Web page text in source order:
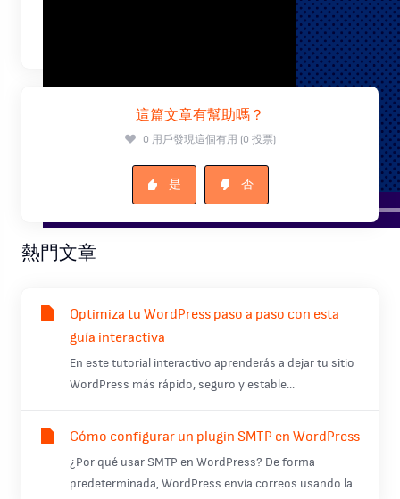
這篇文章有幫助嗎？
0 用戶發現這個有用 (0 投票)
是 否
熱門文章
Optimiza tu WordPress paso a paso con esta
guía interactiva
En este tutorial interactivo aprenderás a dejar tu sitio
WordPress más rápido, seguro y estable...
Cómo configurar un plugin SMTP en WordPress
¿Por qué usar SMTP en WordPress? De forma
predeterminada, WordPress envía correos usando la...